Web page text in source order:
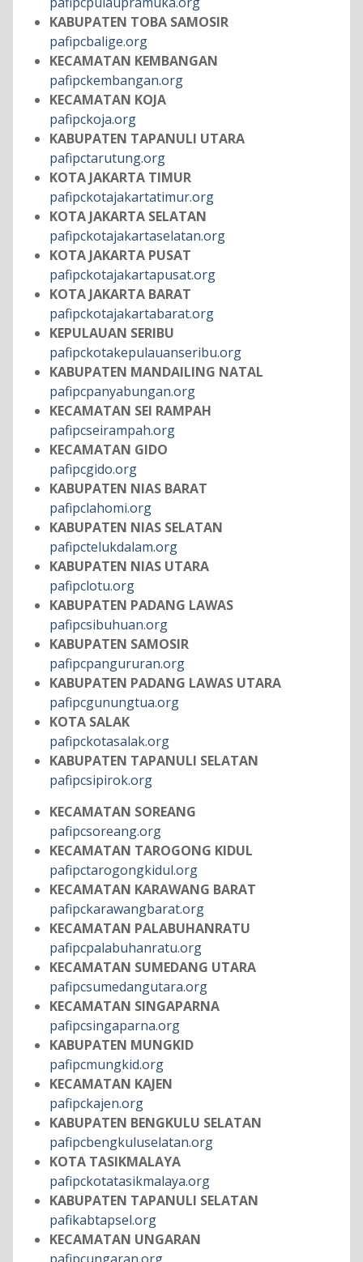
KABUPATEN TOBA SAMOSIR
pafipcbalige.org
KECAMATAN KEMBANGAN
pafipckembangan.org
KECAMATAN KOJA
pafipckoja.org
KABUPATEN TAPANULI UTARA
pafipctarutung.org
KOTA JAKARTA TIMUR
pafipckotajakartatimur.org
KOTA JAKARTA SELATAN
pafipckotajakartaselatan.org
KOTA JAKARTA PUSAT
pafipckotajakartapusat.org
KOTA JAKARTA BARAT
pafipckotajakartabarat.org
KEPULAUAN SERIBU
pafipckotakepulauanseribu.org
KABUPATEN MANDAILING NATAL
pafipcpanyabungan.org
KECAMATAN SEI RAMPAH
pafipcseirampah.org
KECAMATAN GIDO
pafipcgido.org
KABUPATEN NIAS BARAT
pafipclahomi.org
KABUPATEN NIAS SELATAN
pafipctelukdalam.org
KABUPATEN NIAS UTARA
pafipclotu.org
KABUPATEN PADANG LAWAS
pafipcsibuhuan.org
KABUPATEN SAMOSIR
pafipcpangururan.org
KABUPATEN PADANG LAWAS UTARA
pafipcgunungtua.org
KOTA SALAK
pafipckotasalak.org
KABUPATEN TAPANULI SELATAN
pafipcsipirok.org
KECAMATAN SOREANG
pafipcsoreang.org
KECAMATAN TAROGONG KIDUL
pafipctarogongkidul.org
KECAMATAN KARAWANG BARAT
pafipckarawangbarat.org
KECAMATAN PALABUHANRATU
pafipcpalabuhanratu.org
KECAMATAN SUMEDANG UTARA
pafipcsumedangutara.org
KECAMATAN SINGAPARNA
pafipcsingaparna.org
KABUPATEN MUNGKID
pafipcmungkid.org
KECAMATAN KAJEN
pafipckajen.org
KABUPATEN BENGKULU SELATAN
pafipcbengkuluselatan.org
KOTA TASIKMALAYA
pafipckotatasikmalaya.org
KABUPATEN TAPANULI SELATAN
pafikabtapsel.org
KECAMATAN UNGARAN